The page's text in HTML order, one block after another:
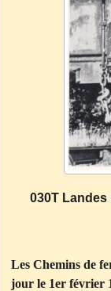
030T
Les Chemins de
jour le 1er février